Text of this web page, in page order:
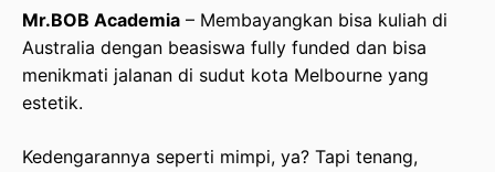
Cakupan Benefit Beasiswa Australia Awards
Scholarships (Fully Funded)
Syarat Pendaftaran Beasiswa Australia Awards
Mr.BOB Academia – Membayangkan bisa kuliah di
Australia dengan beasiswa fully funded dan bisa
menikmati jalanan di sudut kota Melbourne yang
estetik.
Kedengarannya seperti mimpi, ya? Tapi tenang,